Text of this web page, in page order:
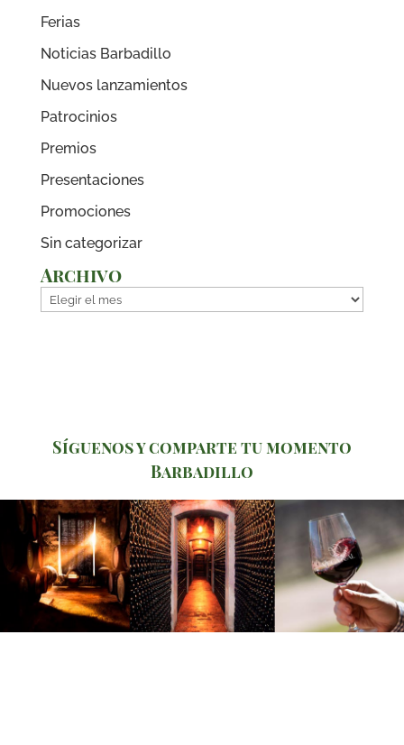
Ferias
Noticias Barbadillo
Nuevos lanzamientos
Patrocinios
Premios
Presentaciones
Promociones
Sin categorizar
Archivo
Archivo
Síguenos y comparte tu momento
Barbadillo